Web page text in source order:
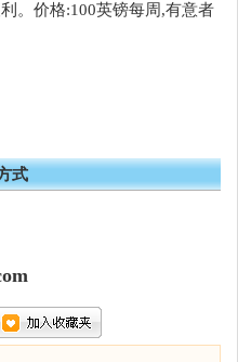
。价格:100英镑每周,有意者
式